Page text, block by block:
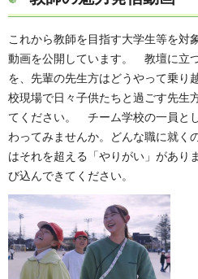
これから教師を目指す大学生等を対
動画を公開しています。 教壇に立
を、先輩の先生方はどうやって乗
校現場で日々子供たちと過ごす先生
てください。 チーム学校の一員と
わってみませんか。どんな職に就く
はそれを超える「やりがい」があり
び込んできてください。